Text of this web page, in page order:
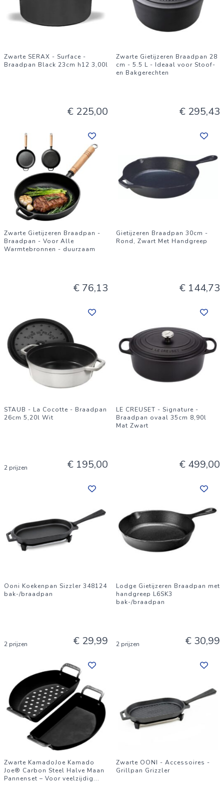
Zwarte SERAX - Surface -
Braadpan Black 23cm h12 3,00l
€ 225,00
Zwarte Gietijzeren Braadpan 28
cm - 5.5 L - Ideaal voor Stoof-
en Bakgerechten
€ 295,43
Zwarte Gietijzeren Braadpan -
Braadpan - Voor Alle
Warmtebronnen - duurzaam
€ 76,13
Gietijzeren Braadpan 30cm -
Rond, Zwart Met Handgreep
€ 144,73
STAUB - La Cocotte - Braadpan
26cm 5,20l Wit
2 prijzen € 195,00
LE CREUSET - Signature -
Braadpan ovaal 35cm 8,90l
Mat Zwart
€ 499,00
Ooni Koekenpan Sizzler 348124
bak-/braadpan
2 prijzen € 29,99
Lodge Gietijzeren Braadpan met
handgreep L6SK3
bak-/braadpan
2 prijzen € 30,99
Zwarte KamadoJoe Kamado
Joe® Carbon Steel Halve Maan
Pannenset – Voor veelzijdig...
Zwarte OONI - Accessoires -
Grillpan Grizzler